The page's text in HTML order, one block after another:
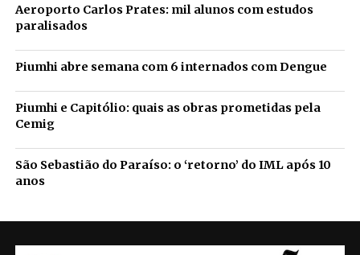
Aeroporto Carlos Prates: mil alunos com estudos
paralisados
Piumhi abre semana com 6 internados com Dengue
Piumhi e Capitólio: quais as obras prometidas pela
Cemig
São Sebastião do Paraíso: o ‘retorno’ do IML após 10
anos